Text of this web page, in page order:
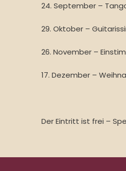
24. September –
29. Oktober –
26. November –
17. Dezember –
Der Eintritt ist frei –